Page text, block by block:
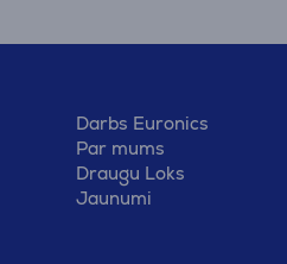
Darbs Euronics
Par mums
Draugu Loks
Jaunumi